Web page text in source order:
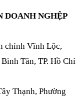
DOANH NGHỆP
chính Vĩnh Lộc,
Tân, TP. Hồ Chí
Thạnh, Phường